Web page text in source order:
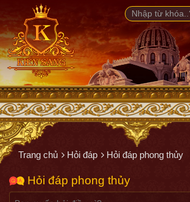
Trang chủ Hỏi đáp Hỏi đáp phong thủy
Hỏi đáp phong thủy